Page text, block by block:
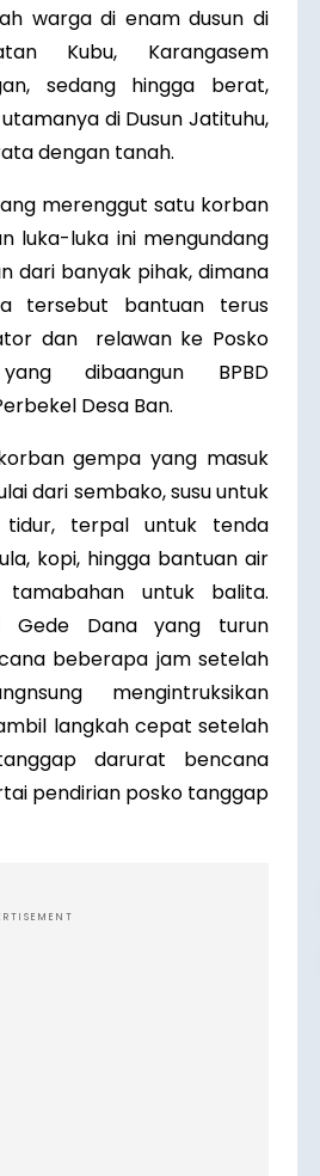
warga di enam dusun di
Kubu, Karangasem
sedang hingga berat,
di Dusun Jatituhu,
dengan tanah.
merenggut satu korban
luka-luka ini mengundang
dari banyak pihak, dimana
tersebut bantuan terus
dan relawan ke Posko
dibaangun BPBD
Desa Ban.
gempa yang masuk
dari sembako, susu untuk
tidur, terpal untuk tenda
kopi, hingga bantuan air
untuk balita.
Gede Dana yang turun
beberapa jam setelah
mengintruksikan
langkah cepat setelah
darurat bencana
pendirian posko tanggap